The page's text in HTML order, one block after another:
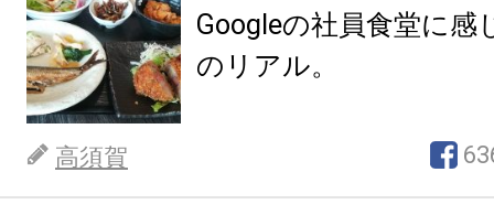
Googleの社員食堂に感
のリアル。
高須賀